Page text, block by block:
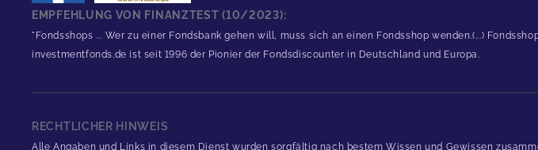
EMPFEHLUNG VON FINANZTEST (10/2023):
"Fondsshops ... Wer zu einer Fondsbank gehen will, muss sich an einen Fondsshop wenden.(...)
investmentfonds.de ist seit 1996 der Pionier der Fondsdiscounter in Deutschland und Europa.
RECHTLICHER HINWEIS
Alle Angaben und Links in diesem Dienst wurden sorgfältig nach bestem Wissen und Gewissen